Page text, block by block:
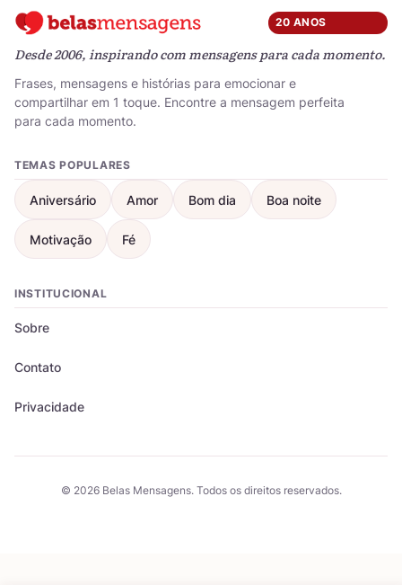
20 ANOS
Desde 2006, inspirando com mensagens para cada momento.
Frases, mensagens e histórias para emocionar e
compartilhar em 1 toque. Encontre a mensagem perfeita
para cada momento.
TEMAS POPULARES
Aniversário Amor Bom dia Boa noite
Motivação Fé
INSTITUCIONAL
Sobre
Contato
Privacidade
© 2026 Belas Mensagens. Todos os direitos reservados.